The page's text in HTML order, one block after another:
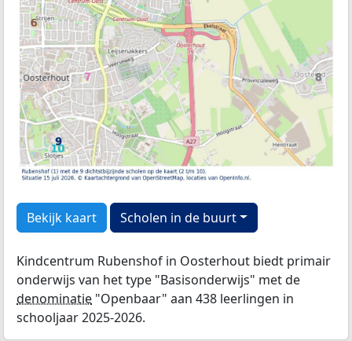
Bekijk kaart Scholen in de buurt
Kindcentrum Rubenshof in Oosterhout biedt primair
onderwijs van het type "Basisonderwijs" met de
denominatie "Openbaar" aan 438 leerlingen in
schooljaar 2025-2026.